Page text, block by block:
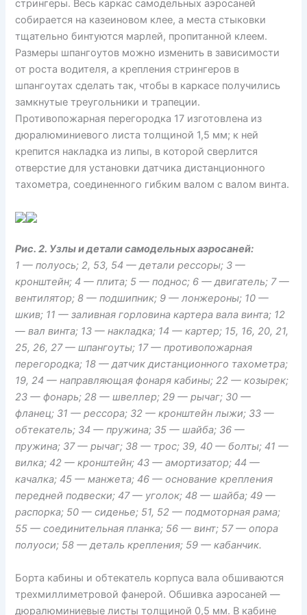
стрингеры. Весь каркас самодельных аэросаней
собирается на казеиновом клее, а места стыковки
тщательно бинтуются марлей, пропитанной клеем.
Размеры шпангоутов можно изменить в зависимости
от роста водителя, а крепления стрингеров в
шпангоутах сделать так, чтобы в каркасе получились
замкнутые треугольники и трапеции.
Противопожарная перегородка 17 изготовлена из
дюралюминиевого листа толщиной 1,5 мм; к ней
крепится накладка из липы, в которой сверлится
отверстие для установки датчика дистанционного
тахометра, соединенного гибким валом с валом винта.
Рис. 2. Узлы и детали самодельных аэросаней:
1 — полуось; 2, 53, 54 — детали рессоры; 3 —
кронштейн; 4 — плита; 5 — поднос; 6 — двигатель; 7 —
вентилятор; 8 — подшипник; 9 — лонжероны; 10 —
шкив; 11 — заливная горловина картера вала винта; 12
— вал винта; 13 — накладка; 14 — картер; 15, 16, 20, 21,
25, 26, 27 — шпангоуты; 17 — противопожарная
перегородка; 18 — датчик дистанционного тахометра;
19, 24 — направляющая фонаря кабины; 22 — козырек;
23 — фонарь; 28 — швеллер; 29 — рычаг; 30 —
фланец; 31 — рессора; 32 — кронштейн лыжи; 33 —
обтекатель; 34 — пружина; 35 — шайба; 36 —
пружина; 37 — рычаг; 38 — трос; 39, 40 — болты; 41 —
вилка; 42 — кронштейн; 43 — амортизатор; 44 —
качалка; 45 — манжета; 46 — основание крепления
передней подвески; 47 — уголок; 48 — шайба; 49 —
распорка; 50 — сиденье; 51, 52 — подмоторная рама;
55 — соединительная планка; 56 — винт; 57 — опора
полуоси; 58 — деталь крепления; 59 — кабанчик.
Борта кабины и обтекатель корпуса вала обшиваются
трехмиллиметровой фанерой. Обшивка аэросаней —
дюралюминиевые листы толщиной 0,5 мм. В кабине